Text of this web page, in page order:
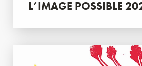
L’IMAGE POSSIBLE